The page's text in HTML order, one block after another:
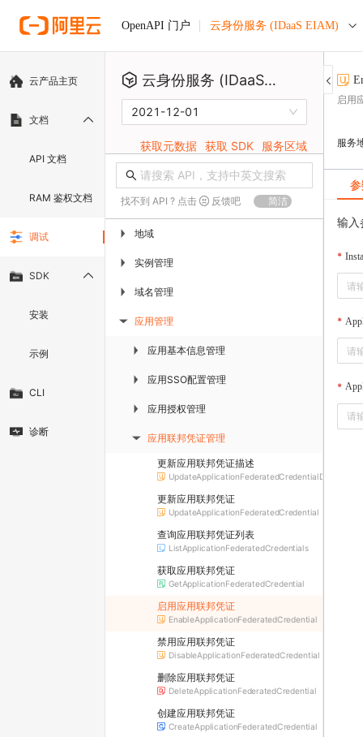
OpenAPI 门户 云身份服务 (IDaaS EIAM)
云产品主页
文档
API 文档
RAM 鉴权文档
调试
SDK
安装
示例
CLI
诊断
云身份服务 (IDaaS EIAM)
2021-12-01
获取元数据 获取 SDK 服务区域
找不到 API ? 点击 反馈吧 简洁
▶ 地域
▶ 实例管理
▶ 域名管理
▶ 应用管理
▶ 应用基本信息管理
▶ 应用SSO配置管理
▶ 应用授权管理
▶ 应用联邦凭证管理
更新应用联邦凭证描述
UpdateApplicationFederatedCredentialDescription
更新应用联邦凭证
UpdateApplicationFederatedCredential
查询应用联邦凭证列表
ListApplicationFederatedCredentials
获取应用联邦凭证
GetApplicationFederatedCredential
启用应用联邦凭证
EnableApplicationFederatedCredential
禁用应用联邦凭证
DisableApplicationFederatedCredential
删除应用联邦凭证
DeleteApplicationFederatedCredential
创建应用联邦凭证
CreateApplicationFederatedCredential
启用
服务
输入